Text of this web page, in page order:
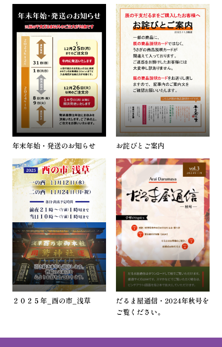
年末年始・発送のお知らせ お詫びとご案内
２０２５年_酉の市_浅草
だるま屋通信・2024年秋号を
ご覧ください。